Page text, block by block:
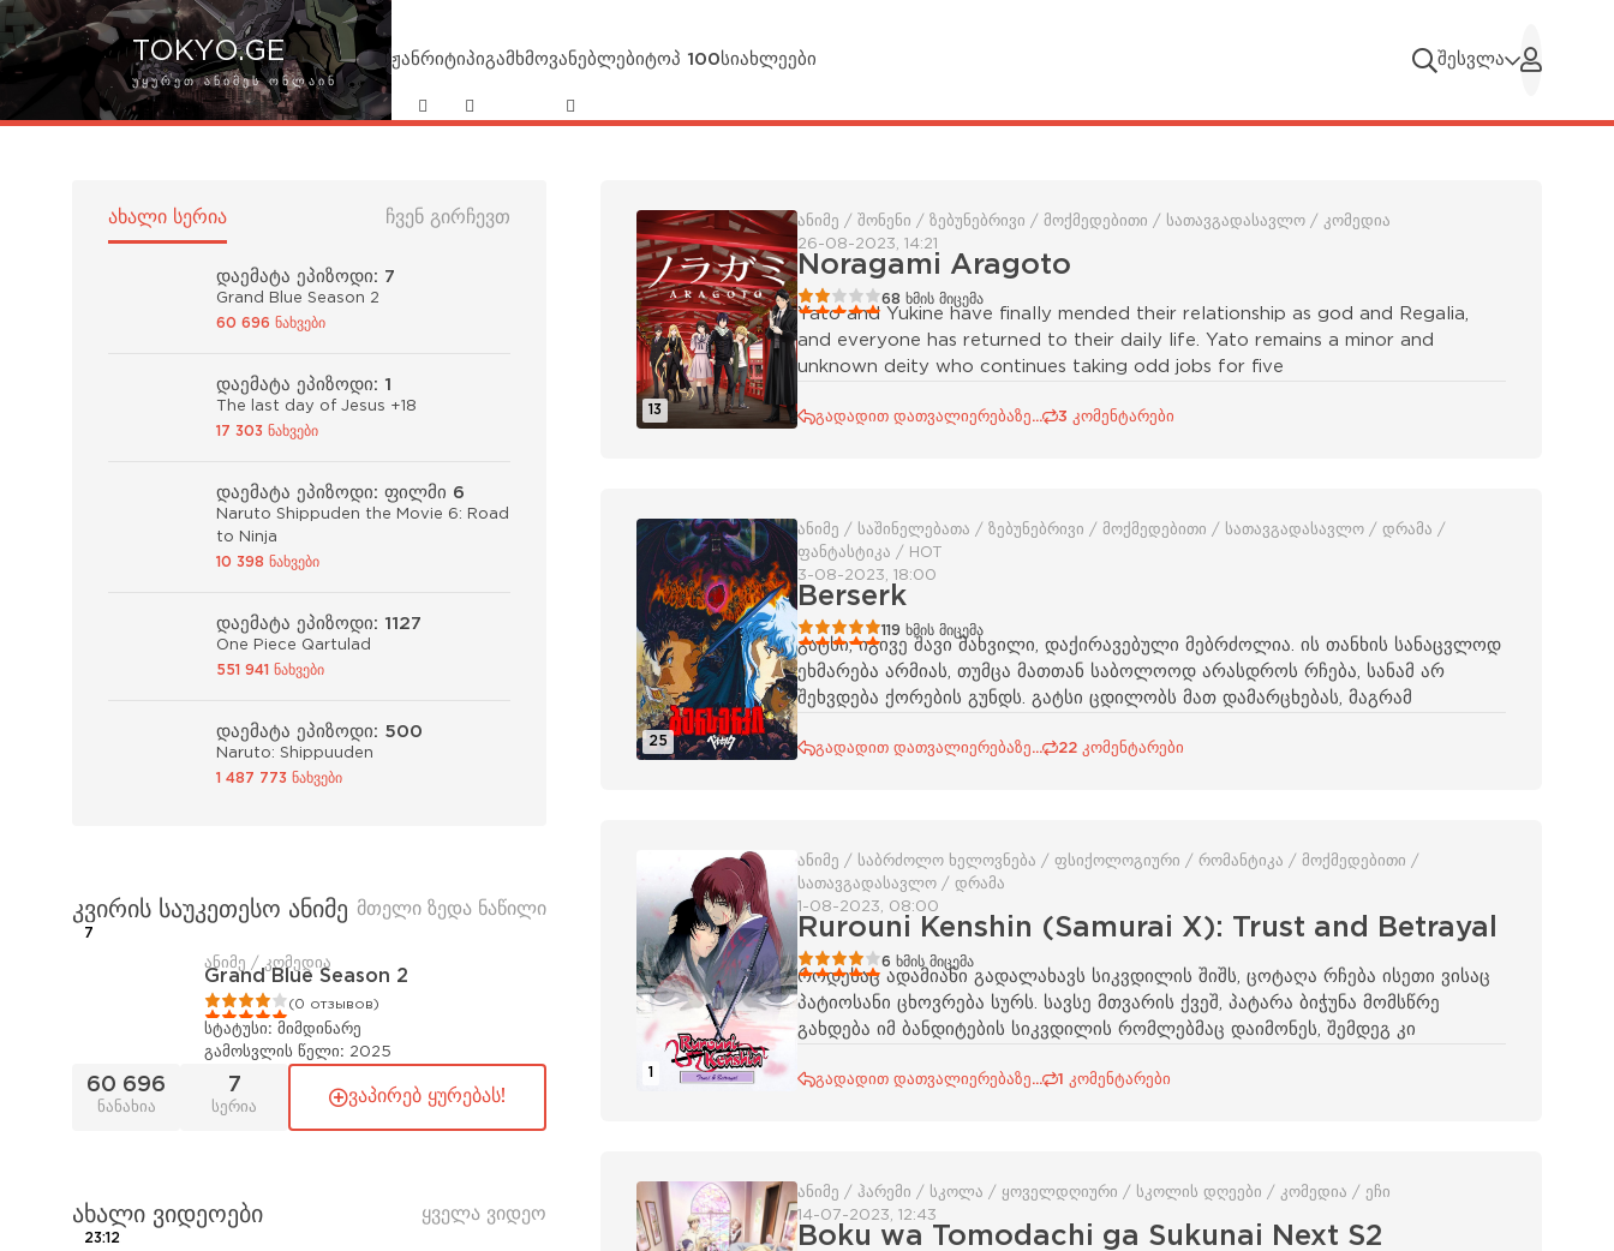
TOKYO.GE
ᲣᲧᲣᲠᲔᲗ ᲐᲜᲘᲛᲔᲡ ᲝᲜᲚᲐᲘᲜ
ჟანრიტიპიგამხმოვანებლებიტოპ 100სიახლეები შესვლა
13
ანიმე / შონენი / ზებუნებრივი / მოქმედებითი / სათავგადასავლო / კომედია
26-08-2023, 14:21
Noragami Aragoto
1 2 3 4 5 68 ხმის მიცემა
Yato and Yukine have finally mended their relationship as god and Regalia,
and everyone has returned to their daily life. Yato remains a minor and
unknown deity who continues taking odd jobs for five
გადადით დათვალიერებაზე... 3 კომენტარები
25
ანიმე / საშინელებათა / ზებუნებრივი / მოქმედებითი / სათავგადასავლო / დრამა /
ფანტასტიკა / HOT
3-08-2023, 18:00
Berserk
1 2 3 4 5 119 ხმის მიცემა
გატსი, იგივე შავი მახვილი, დაქირავებული მებრძოლია. ის თანხის სანაცვლოდ
ეხმარება არმიას, თუმცა მათთან საბოლოოდ არასდროს რჩება, სანამ არ
შეხვდება ქორების გუნდს. გატსი ცდილობს მათ დამარცხებას, მაგრამ
გადადით დათვალიერებაზე... 22 კომენტარები
1
ანიმე / საბრძოლო ხელოვნება / ფსიქოლოგიური / რომანტიკა / მოქმედებითი /
სათავგადასავლო / დრამა
1-08-2023, 08:00
Rurouni Kenshin (Samurai X): Trust and Betrayal
1 2 3 4 5 6 ხმის მიცემა
როდესაც ადამიანი გადალახავს სიკვდილის შიშს, ცოტაღა რჩება ისეთი ვისაც
პატიოსანი ცხოვრება სურს. სავსე მთვარის ქვეშ, პატარა ბიჭუნა მომსწრე
გახდება იმ ბანდიტების სიკვდილის რომლებმაც დაიმონეს, შემდეგ კი
გადადით დათვალიერებაზე... 1 კომენტარები
ანიმე / ჰარემი / სკოლა / ყოველდღიური / სკოლის დღეები / კომედია / ეჩი
14-07-2023, 12:43
Boku wa Tomodachi ga Sukunai Next S2
ᲐᲮᲐᲚᲘ ᲡᲔᲠᲘᲐ ᲩᲕᲔᲜ ᲒᲘᲠᲩᲔᲕᲗ
დაემატა ეპიზოდი: 7
Grand Blue Season 2
60 696 ნახვები
დაემატა ეპიზოდი: 1
The last day of Jesus +18
17 303 ნახვები
დაემატა ეპიზოდი: ფილმი 6
Naruto Shippuden the Movie 6: Road
to Ninja
10 398 ნახვები
დაემატა ეპიზოდი: 1127
One Piece Qartulad
551 941 ნახვები
დაემატა ეპიზოდი: 500
Naruto: Shippuuden
1 487 773 ნახვები
კვირის საუკეთესო ანიმე მთელი ზედა ნაწილი
7
ანიმე / კომედია
Grand Blue Season 2
(0 отзывов)
სტატუსი: მიმდინარე
გამოსვლის წელი: 2025
60 696
ნანახია
7
სერია
ვაპირებ ყურებას!
ახალი ვიდეოები ყველა ვიდეო
23:12